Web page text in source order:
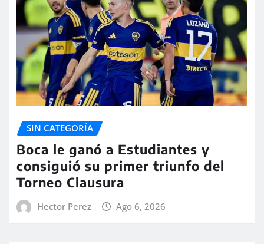
SIN CATEGORÍA
Boca le ganó a Estudiantes y
consiguió su primer triunfo del
Torneo Clausura
Hector Perez Ago 6, 2026